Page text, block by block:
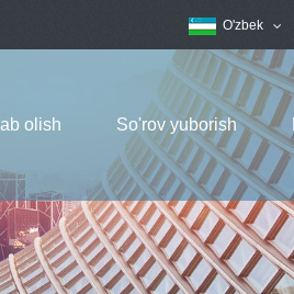
O'zbek
olish So'rov yuborish